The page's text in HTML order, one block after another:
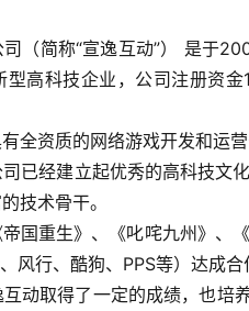
（简称“宣逸互动”） 是于
型高科技企业，公司注册资
全资质的网络游戏开发和运
已经建立起优秀的高科技文
技术骨干。
国重生》、《叱咤九州》、
风行、酷狗、PPS等）达成
动取得了一定的成绩，也培